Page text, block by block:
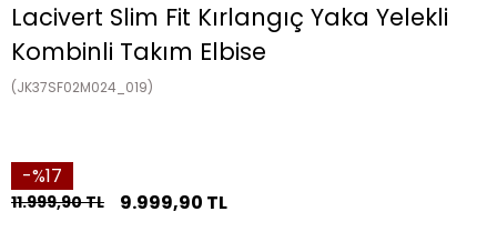
Lacivert Slim Fit Kırlangıç Yaka Yelekli
Kombinli Takım Elbise
(JK37SF02M024_019)
17
11.999,90 TL 9.999,90 TL